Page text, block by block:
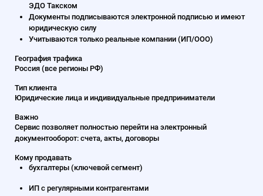
ЭДО Такском
Документы подписываются электронной подписью и имеют
юридическую силу
Учитываются только реальные компании (ИП/ООО)
География трафика
Россия (все регионы РФ)
Тип клиента
Юридические лица и индивидуальные предприниматели
Важно
Сервис позволяет полностью перейти на электронный
документооборот: счета, акты, договоры
Кому продавать
бухгалтеры (ключевой сегмент)
ИП с регулярными контрагентами